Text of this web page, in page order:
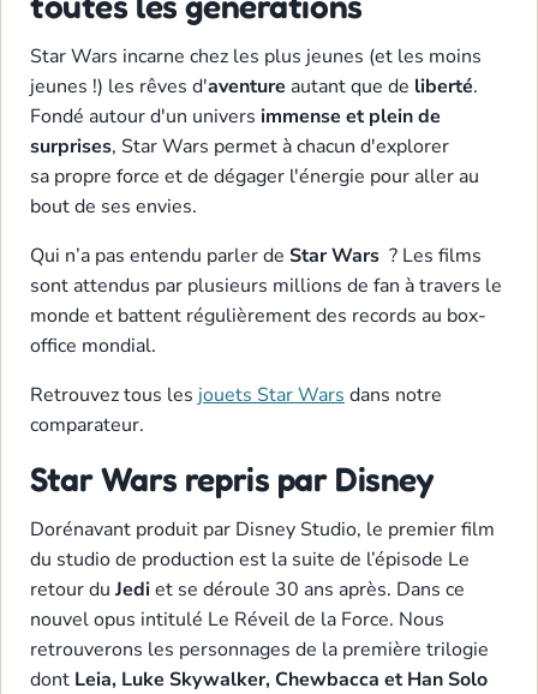
Star Wars incarne chez les plus jeunes (et les moins
jeunes !) les rêves d'aventure autant que de liberté.
Fondé autour d'un univers immense et plein de
surprises, Star Wars permet à chacun d'explorer
sa propre force et de dégager l'énergie pour aller au
bout de ses envies.
Qui n’a pas entendu parler de Star Wars ? Les films
sont attendus par plusieurs millions de fan à travers le
monde et battent régulièrement des records au box-
office mondial.
Retrouvez tous les jouets Star Wars dans notre
comparateur.
Star Wars repris par Disney
Dorénavant produit par Disney Studio, le premier film
du studio de production est la suite de l’épisode Le
retour du Jediet se déroule 30 ans après. Dans ce
nouvel opus intitulé Le Réveil de la Force. Nous
retrouverons les personnages de la première trilogie
dont Leia, Luke Skywalker, Chewbacca et Han Solo